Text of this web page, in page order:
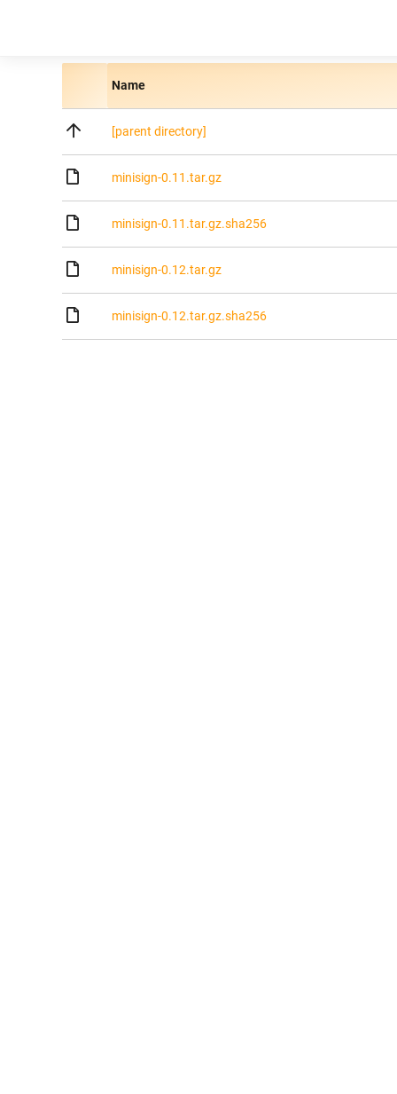
Name
[parent directory]
minisign-0.11.tar.gz
minisign-0.11.tar.gz.sha256
minisign-0.12.tar.gz
minisign-0.12.tar.gz.sha256